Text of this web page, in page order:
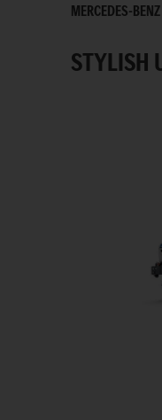
MERCEDES-
STYLISH